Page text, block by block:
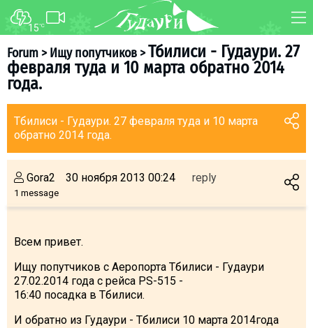
15°C
Forum>Ищу попутчиков>Тбилиси - Гудаури. 27
февраля туда и 10 марта обратно 2014
года.
Тбилиси - Гудаури. 27 февраля туда и 10 марта
обратно 2014 года.
Gora2
1 message
30 ноября 2013 00:24 reply
Всем привет.
Ищу попутчиков с Аеропорта Тбилиси - Гудаури
27.02.2014 года с рейса PS-515 -
16:40 посадка в Тбилиси.
И обратно из Гудаури - Тбилиси 10 марта 2014года
FORUM MAP
WEBCAM
TRANSFER
About ski resort
Ski pass
Ski instructors
Ski rent
Ski service
Events schedule
Join telegram
Gudauri